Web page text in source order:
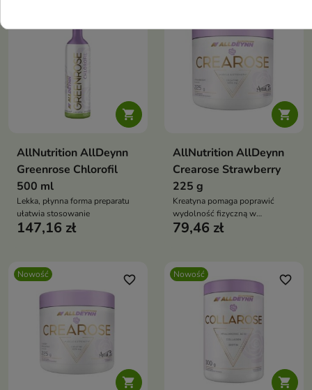

AllNutrition AllDeynn
Greenrose Chlorofil
500 ml
Lekka, płynna forma preparatu
ułatwia stosowanie
147,16 zł

AllNutrition AllDeynn
Crearose Strawberry
225 g
Kreatyna pomaga poprawić
wydolność fizyczną w
przypadku krótkich,
intensywności.
79,46 zł
Nowość

favorite_border Nowość

favorite_border